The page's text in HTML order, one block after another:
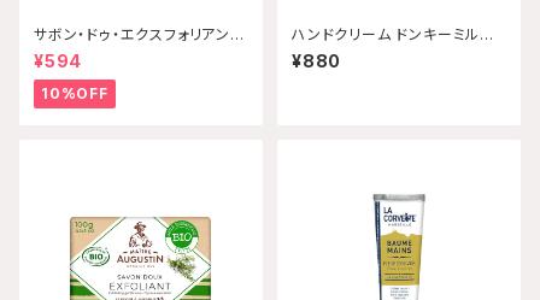
サボン・ドゥ・エクスフォリアン
ト・ビオ シトラス 100g Maitr
e Augustin 【配送グループ
Q】
¥594
10%OFF
ハンドクリーム ドンキーミルク
30mL 【配送グループQ】
¥880